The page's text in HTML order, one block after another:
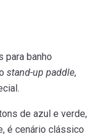
para banho
stand-up paddle,
de azul e verde,
é cenário clássico